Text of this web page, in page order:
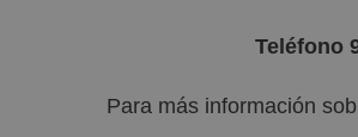
Teléfono
Para más información